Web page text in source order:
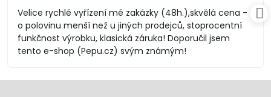
/
5
Velice rychlé vyřízení mé zakázky (48h.),skvělá cena -
o polovinu menší než u jiných prodejců, stoprocentní
funkčnost výrobku, klasická záruka! Doporučil jsem
tento e-shop (Pepu.cz) svým známým!